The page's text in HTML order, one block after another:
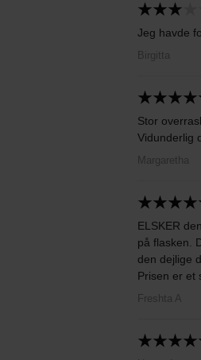
Jeg havde
Birgitta
Stor
Vidunderlig
Margaretha
ELSKER
på flasken.
den dejlige
Prisen er et
Freshta A